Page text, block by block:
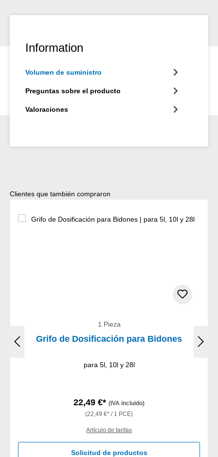
Information
Volumen de suministro
Preguntas sobre el producto
Valoraciones
Omitir la galería de productos
Clientes que también compraron
1 Pieza
Grifo de Dosificación para Bidones
para 5l, 10l y 28l
22,49 €* (IVA incluido)
(22,49 €* / 1 PCE)
Artículo de tarifas
Solicitud de productos